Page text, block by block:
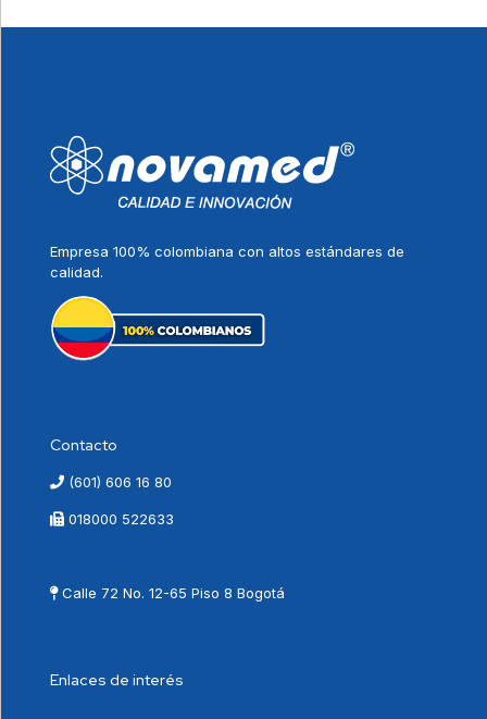
Empresa 100% colombiana con altos estándares de
calidad.
Contacto
(601) 606 16 80
018000 522633
Calle 72 No. 12-65 Piso 8 Bogotá
Enlaces de interés